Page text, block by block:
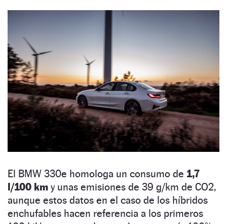
El BMW 330e homologa un consumo de 1,7
l/100 km y unas emisiones de 39 g/km de CO2,
aunque estos datos en el caso de los híbridos
enchufables hacen referencia a los primeros